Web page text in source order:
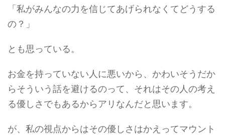
「私がみんなの力を信じてあげられなくてどうする
の？」
とも思っている。
お金を持っていない人に悪いから、かわいそうだか
らそういう話を避けるのって、それはその人の考え
る優しさでもあるからアリなんだと思います。
が、私の視点からはその優しさはかえってマウント